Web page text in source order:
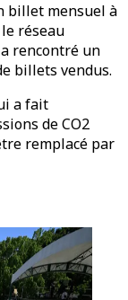
billet mensuel à
réseau
rencontré un
billets vendus.
a fait
de CO2
remplacé par